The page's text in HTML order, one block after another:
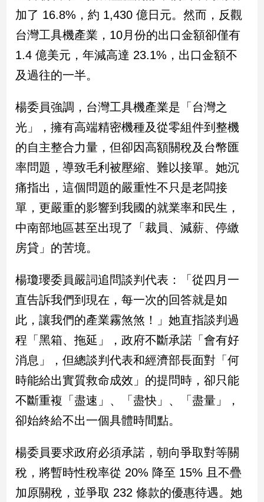
國
際
社
會/
地
方
冠
毒
專
區
南
台
灣
觀
南
台
灣
觀
點
娛
樂
娛
星
聞
流
行/
加了 16.8%，約 1,430 億日元。然而，反觀
台灣工具機產業，10月份的出口金額卻僅有
1.4 億美元，年減高達 23.1%，出口金額不
及過往的一半。
楊委員強調，台灣工具機產業是「台灣之
光」，擁有高端精密機種及從零組件到整機
的自主整合力量，但卻因高額關稅及台幣匯
率問題，導致毛利被壓縮、難以接單。她沉
痛指出，這個問題的嚴重性不只是老闆接
單，更嚴重的影響到我國的就業率和民生，
中南部地區甚至出現了「裁員、減薪、停繳
房貸」的苦境。
楊瓊瓔委員嚴詞追問談判代表：「從四月一
直告訴我們到現在，每一次的回答就是如
此，讓我們的產業霧煞煞！」她直指談判過
程「黑箱、拖延」，政府不斷承諾「會有好
消息」，但總談判代表和經濟部長面對「何
時能給出實質救命成效」的提問時，卻只能
不斷重複「盡速」、「盡快」、「盡量」，
卻始終給不出一個具體時間點。
楊委員要求政府必須承諾，朝向爭取對等關
稅，將暫時性稅率從 20% 降至 15% 且不疊
加原關稅，並爭取 232 條款的優惠待遇。她